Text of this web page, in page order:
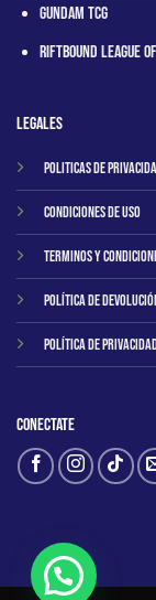
Gundam TCG
RIftbound League
Legales
Politicas de
Condiciones de uso
Terminos y
Política de
Política de
Conectate